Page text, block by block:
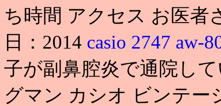
ち時間 アクセス お医者
日：2014 casio 2747 aw-
子が副鼻腔炎で通院し
グマン カシオ ビンテー